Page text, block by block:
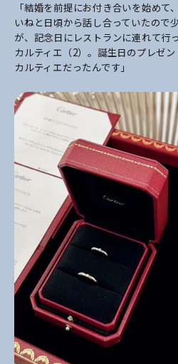
「結婚を前提にお付き合いを始め
いねと日頃から話し合っていたので
が、記念日にレストランに連れて行
カルティエ（2）。誕生日のプレゼ
カルティエだったんです 」